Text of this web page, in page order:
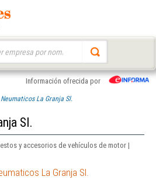
Información ofrecida por
Neumaticos La Granja Sl.
Sl.
y accesorios de vehículos de motor |
La Granja Sl.